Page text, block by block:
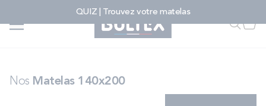
QUIZ | Trouvez votre matelas
Faire
FAIRE UNE RECHERCHE
Nos matelas 140x200
Nos Matelas 140x200